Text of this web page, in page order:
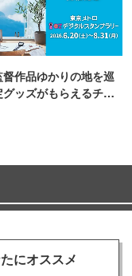
作品ゆかりの地を巡
グッズがもらえるチャ
にオススメ